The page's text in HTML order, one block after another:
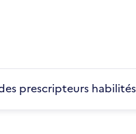
prescripteurs habilités